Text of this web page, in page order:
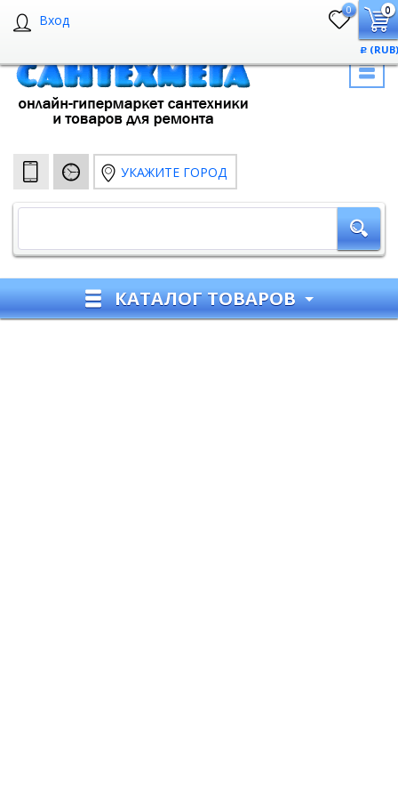
Вход
0 0
Р (RUB)
УКАЖИТЕ ГОРОД
КАТАЛОГ ТОВАРОВ